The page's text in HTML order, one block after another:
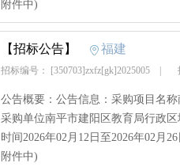
附件中)
【招标公告】 福建
招标编号： [350703]zxfz[gk]2025005
公告概要：公告信息：采购项目名
采购单位南平市建阳区教育局行政
时间2026年02月12日至2026年02月
附件中)